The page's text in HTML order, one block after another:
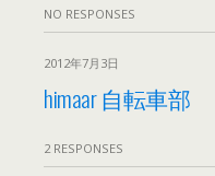
NO RESPONSES
2012年7月3日
himaar 自転車部
2 RESPONSES